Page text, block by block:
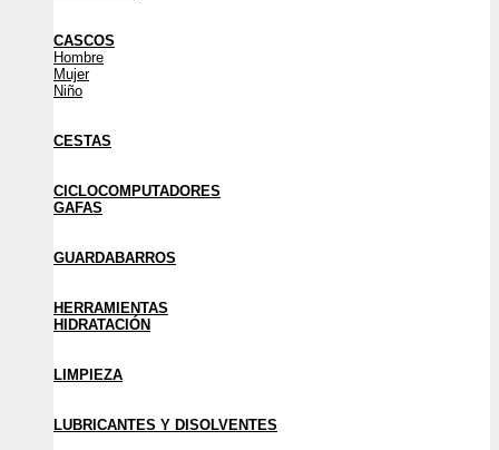
CASCOS
Hombre
Mujer
Niño
CESTAS
CICLOCOMPUTADORES
GAFAS
GUARDABARROS
HERRAMIENTAS
HIDRATACIÓN
LIMPIEZA
LUBRICANTES Y DISOLVENTES